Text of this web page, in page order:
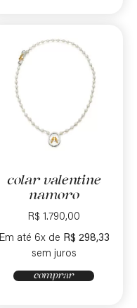
colar valentine
namoro
R$ 1.790,00
Em até 6x de R$ 298,33
sem juros
comprar